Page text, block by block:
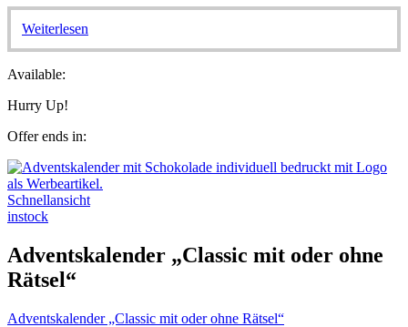
Weiterlesen
Available:
Hurry Up!
Offer ends in:
Schnellansicht
instock
Adventskalender „Classic mit oder ohne
Rätsel“
Adventskalender „Classic mit oder ohne Rätsel“